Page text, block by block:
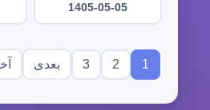
1405-05-05
1
2
3 بعدی